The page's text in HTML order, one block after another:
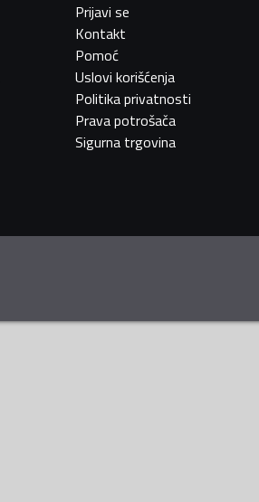
Prijavi se
Kontakt
Pomoć
Uslovi korišćenja
Politika privatnosti
Prava potrošača
Sigurna trgovina